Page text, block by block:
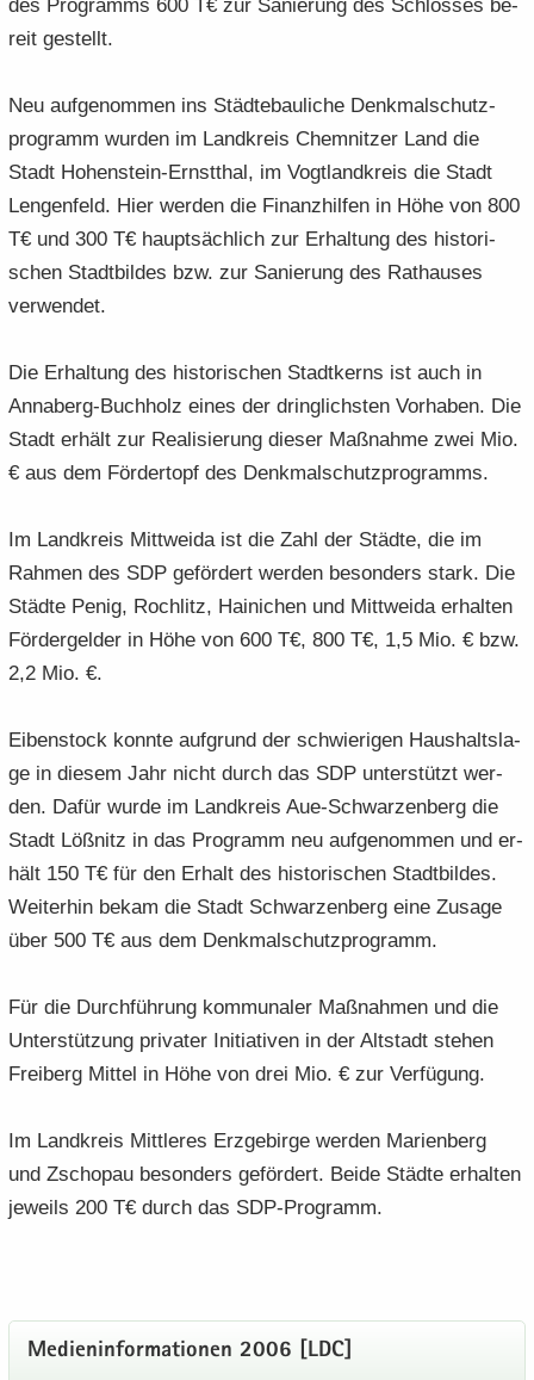
des Pro­gramms 600 T€ zur Sa­nie­rung des Schlos­ses be­
reit ge­stellt.
Neu auf­ge­nom­men ins Städ­te­bau­li­che Denk­mal­schutz­
pro­gramm wur­den im Land­kreis Chem­nit­zer Land die
Stadt Hohenstein-​Ernstthal, im Vogt­land­kreis die Stadt
Len­gen­feld. Hier wer­den die Fi­nanz­hil­fen in Höhe von 800
T€ und 300 T€ haupt­säch­lich zur Er­hal­tung des his­to­ri­
schen Stadt­bil­des bzw. zur Sa­nie­rung des Rat­hau­ses
ver­wen­det.
Die Er­hal­tung des his­to­ri­schen Stadt­kerns ist auch in
Annaberg-​Buchholz eines der dring­lichs­ten Vor­ha­ben. Die
Stadt er­hält zur Rea­li­sie­rung die­ser Maß­nah­me zwei Mio.
€ aus dem För­der­topf des Denk­mal­schutz­pro­gramms.
Im Land­kreis Mitt­wei­da ist die Zahl der Städ­te, die im
Rah­men des SDP ge­för­dert wer­den be­son­ders stark. Die
Städ­te Penig, Roch­litz, Hai­ni­chen und Mitt­wei­da er­hal­ten
För­der­gel­der in Höhe von 600 T€, 800 T€, 1,5 Mio. € bzw.
2,2 Mio. €.
Ei­ben­stock konn­te auf­grund der schwie­ri­gen Haus­halts­la­
ge in die­sem Jahr nicht durch das SDP un­ter­stützt wer­
den. Dafür wurde im Land­kreis Aue-​Schwarzenberg die
Stadt Löß­nitz in das Pro­gramm neu auf­ge­nom­men und er­
hält 150 T€ für den Er­halt des his­to­ri­schen Stadt­bil­des.
Wei­ter­hin bekam die Stadt Schwar­zen­berg eine Zu­sa­ge
über 500 T€ aus dem Denk­mal­schutz­pro­gramm.
Für die Durch­füh­rung kom­mu­na­ler Maß­nah­men und die
Un­ter­stüt­zung pri­va­ter In­itia­ti­ven in der Alt­stadt ste­hen
Frei­berg Mit­tel in Höhe von drei Mio. € zur Ver­fü­gung.
Im Land­kreis Mitt­le­res Erz­ge­bir­ge wer­den Ma­ri­en­berg
und Zscho­pau be­son­ders ge­för­dert. Beide Städ­te er­hal­ten
je­weils 200 T€ durch das SDP-​Programm.
Me­di­en­in­for­ma­tio­nen 2006 [LDC]